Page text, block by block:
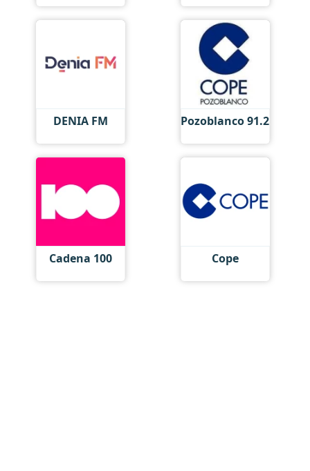
DENIA FM Pozoblanco 91.2
Cadena 100 Cope